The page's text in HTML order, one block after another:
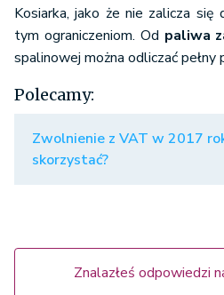
Kosiarka, jako że nie zalicza
tym ograniczeniom. Od paliwa
spalinowej można odliczać pełny
Polecamy:
Zwolnienie z VAT w 2017
skorzystać?
Znalazłeś odpowiedzi